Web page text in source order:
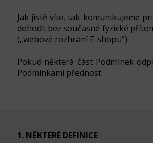
Jak jistě víte, tak komunikujeme
dohodli bez současné fyzické
(„webové rozhraní E-shopu“).
Pokud některá část Podmínek
Podmínkami přednost.
1. NĚKTERÉ DEFINICE